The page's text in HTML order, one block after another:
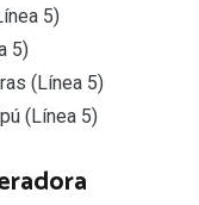
5)
5)
(Línea 5)
(Línea 5)